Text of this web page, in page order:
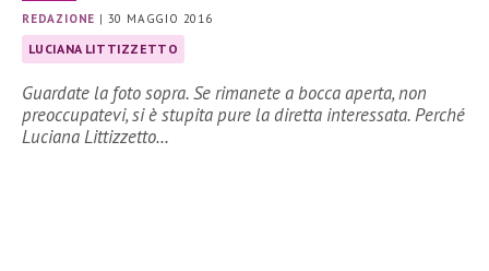
REDAZIONE | 30 MAGGIO 2016
LUCIANA LITTIZZETTO
Guardate la foto sopra. Se rimanete a bocca aperta, non
preoccupatevi, si è stupita pure la diretta interessata. Perché
Luciana Littizzetto…